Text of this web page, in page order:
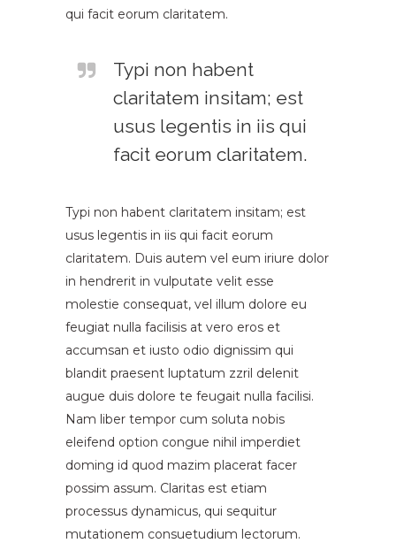
qui facit eorum claritatem.
Typi non habent
claritatem insitam; est
usus legentis in iis qui
facit eorum claritatem.
Typi non habent claritatem insitam; est
usus legentis in iis qui facit eorum
claritatem. Duis autem vel eum iriure dolor
in hendrerit in vulputate velit esse
molestie consequat, vel illum dolore eu
feugiat nulla facilisis at vero eros et
accumsan et iusto odio dignissim qui
blandit praesent luptatum zzril delenit
augue duis dolore te feugait nulla facilisi.
Nam liber tempor cum soluta nobis
eleifend option congue nihil imperdiet
doming id quod mazim placerat facer
possim assum. Claritas est etiam
processus dynamicus, qui sequitur
mutationem consuetudium lectorum.